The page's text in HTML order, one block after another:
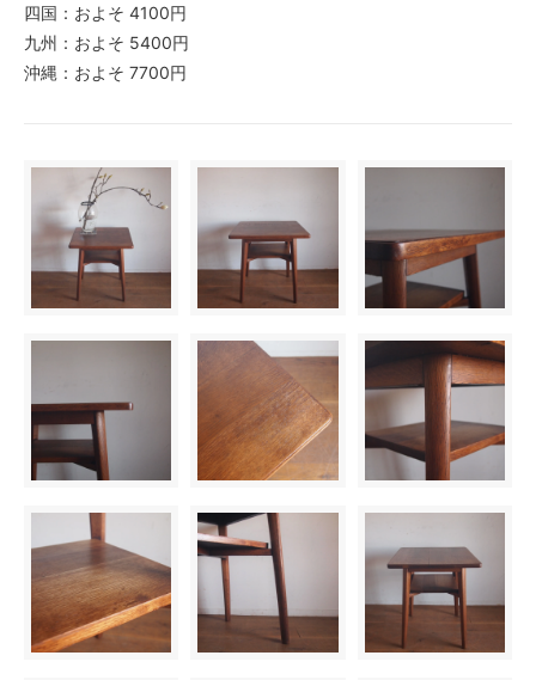
四国：およそ 4100円
九州：およそ 5400円
沖縄：およそ 7700円